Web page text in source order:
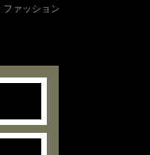
ション 通販】